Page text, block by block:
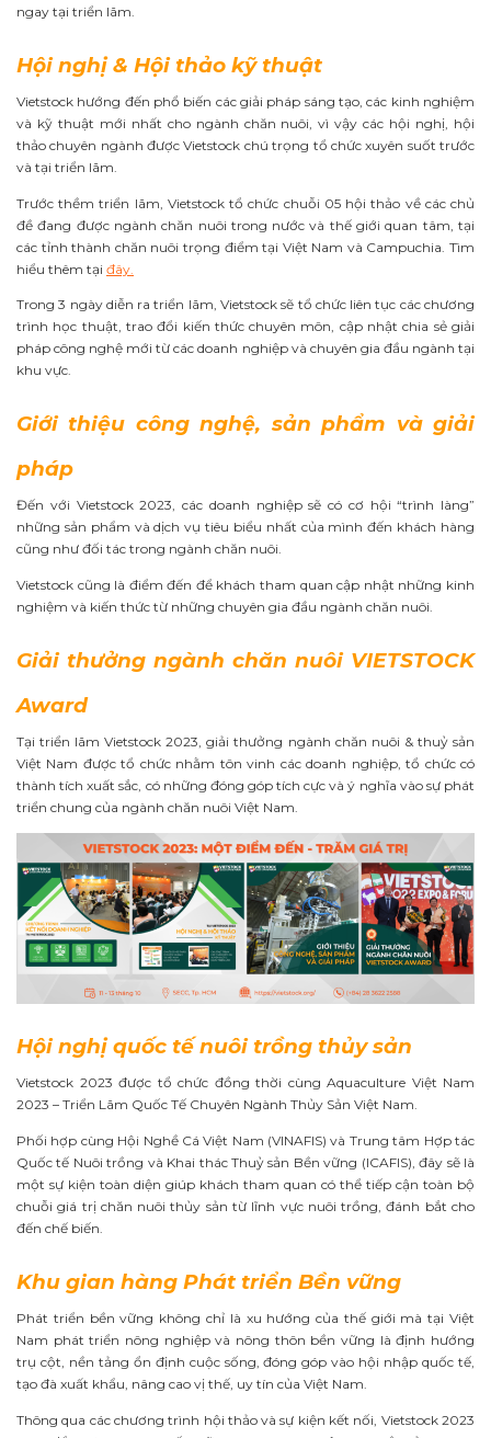
ngay tại triển lãm.
Hội nghị & Hội thảo kỹ thuật
Vietstock hướng đến phổ biến các giải pháp sáng tạo, các kinh nghiệm
và kỹ thuật mới nhất cho ngành chăn nuôi, vì vậy các hội nghị, hội
thảo chuyên ngành được Vietstock chú trọng tổ chức xuyên suốt trước
và tại triển lãm.
Trước thềm triển lãm, Vietstock tổ chức chuỗi 05 hội thảo về các chủ
đề đang được ngành chăn nuôi trong nước và thế giới quan tâm, tại
các tỉnh thành chăn nuôi trọng điểm tại Việt Nam và Campuchia. Tìm
hiểu thêm tại đây.
Trong 3 ngày diễn ra triển lãm, Vietstock sẽ tổ chức liên tục các chương
trình học thuật, trao đổi kiến thức chuyên môn, cập nhật chia sẻ giải
pháp công nghệ mới từ các doanh nghiệp và chuyên gia đầu ngành tại
khu vực.
Giới thiệu công nghệ, sản phẩm và giải
pháp
Đến với Vietstock 2023, các doanh nghiệp sẽ có cơ hội “trình làng”
những sản phẩm và dịch vụ tiêu biểu nhất của mình đến khách hàng
cũng như đối tác trong ngành chăn nuôi.
Vietstock cũng là điểm đến để khách tham quan cập nhật những kinh
nghiệm và kiến thức từ những chuyên gia đầu ngành chăn nuôi.
Giải thưởng ngành chăn nuôi VIETSTOCK
Award
Tại triển lãm Vietstock 2023, giải thưởng ngành chăn nuôi & thuỷ sản
Việt Nam được tổ chức nhằm tôn vinh các doanh nghiệp, tổ chức có
thành tích xuất sắc, có những đóng góp tích cực và ý nghĩa vào sự phát
triển chung của ngành chăn nuôi Việt Nam.
Hội nghị quốc tế nuôi trồng thủy sản
Vietstock 2023 được tổ chức đồng thời cùng Aquaculture Việt Nam
2023 – Triển Lãm Quốc Tế Chuyên Ngành Thủy Sản Việt Nam.
Phối hợp cùng Hội Nghề Cá Việt Nam (VINAFIS) và Trung tâm Hợp tác
Quốc tế Nuôi trồng và Khai thác Thuỷ sản Bền vững (ICAFIS), đây sẽ là
một sự kiện toàn diện giúp khách tham quan có thể tiếp cận toàn bộ
chuỗi giá trị chăn nuôi thủy sản từ lĩnh vực nuôi trồng, đánh bắt cho
đến chế biến.
Khu gian hàng Phát triển Bền vững
Phát triển bền vững không chỉ là xu hướng của thế giới mà tại Việt
Nam phát triển nông nghiệp và nông thôn bền vững là định hướng
trụ cột, nền tảng ổn định cuộc sống, đóng góp vào hội nhập quốc tế,
tạo đà xuất khẩu, nâng cao vị thế, uy tín của Việt Nam.
Thông qua các chương trình hội thảo và sự kiện kết nối, Vietstock 2023